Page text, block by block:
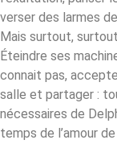
verser des larmes
Mais surtout,
Éteindre ses
connait pas,
salle et partager :
nécessaires de
temps de l’amour